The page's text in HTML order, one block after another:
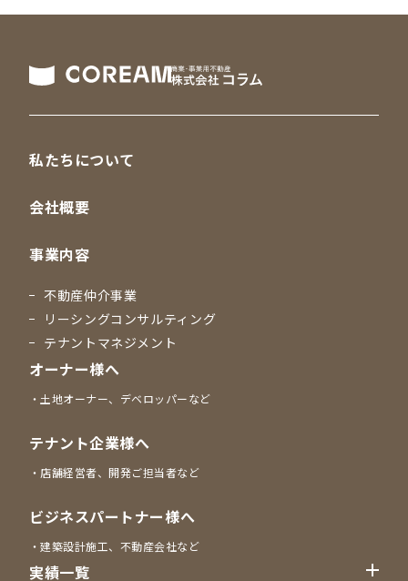
私たちについて
会社概要
事業内容
不動産仲介事業
リーシングコンサルティング
テナントマネジメント
オーナー様へ
土地オーナー、デベロッパーなど
テナント企業様へ
店舗経営者、開発ご担当者など
ビジネスパートナー様へ
建築設計施工、不動産会社など
実績一覧